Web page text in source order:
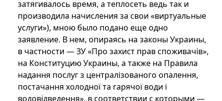
затягивалось время, а теплосеть ведь так и
производила начисления за свои «виртуальные
услуги»), мною было подано еще одно
заявление. В нем, опираясь на законы Украины,
в частности — ЗУ «Про захист прав споживачів»,
на Конституцию Украины, а также на Правила
надання послуг з централізованого опалення,
постачання холодної та гарячої води і
водовідведення», в соответствии с которыми —